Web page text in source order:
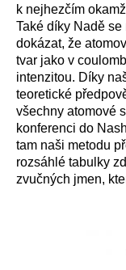
k nejhezčím
Také díky Nadě
dokázat, že
tvar jako v
intenzitou. Díky
teoretické
všechny atomové
konferenci do
tam naši metodu
rozsáhlé tabulky
zvučných jmen,